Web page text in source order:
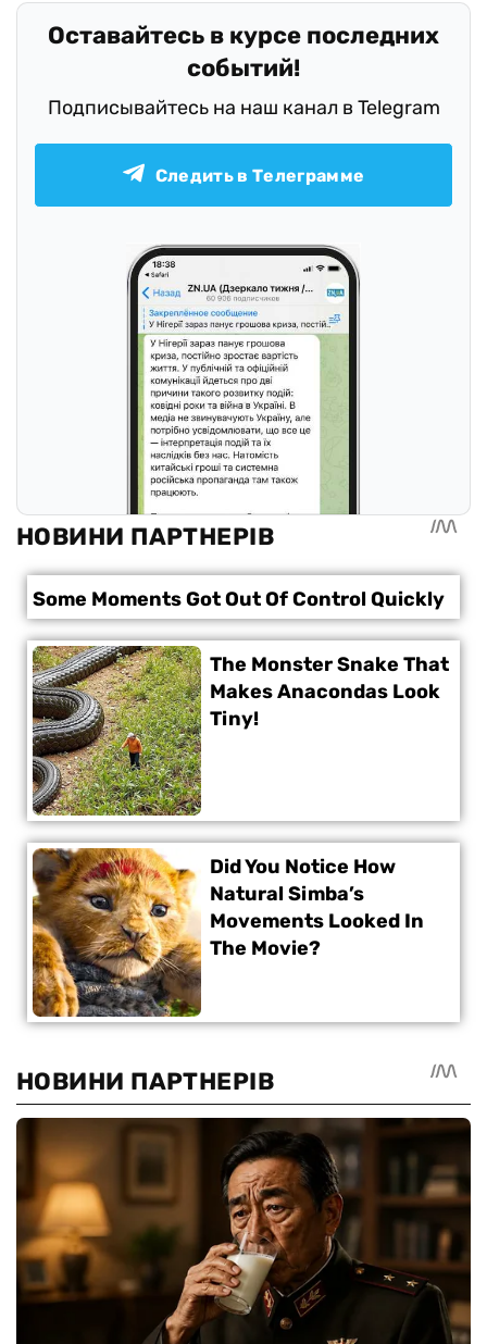
Оставайтесь в курсе последних
событий!
Подписывайтесь на наш канал в Telegram
Следить в Телеграмме